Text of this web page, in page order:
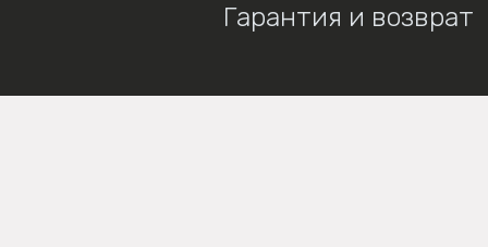
Гарантия и возврат